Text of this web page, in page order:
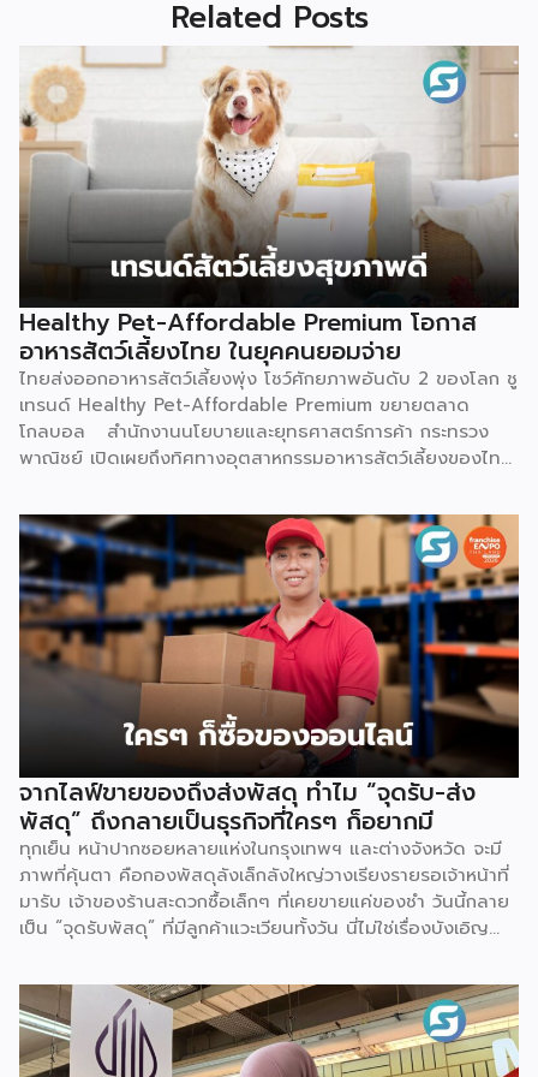
Related Posts
Healthy Pet-Affordable Premium โอกาส
อาหารสัตว์เลี้ยงไทย ในยุคคนยอมจ่าย
ไทยส่งออกอาหารสัตว์เลี้ยงพุ่ง โชว์ศักยภาพอันดับ 2 ของโลก ชู
เทรนด์ Healthy Pet-Affordable Premium ขยายตลาด
โกลบอล สำนักงานนโยบายและยุทธศาสตร์การค้า กระทรวง
พาณิชย์ เปิดเผยถึงทิศทางอุตสาหกรรมอาหารสัตว์เลี้ยงของไทย
เกษตรแปรรูปมูลค่าสูงที่มีศักยภาพโดดเด่นในตลาดโลก ปัจจัยขับ
เคลื่อนสำคัญมาจากพฤติกรรมผู้บริโภคทั่วโลกที่ให้ความสำคัญกับ
การดูแลสัตว์เลี้ยงเสมือนสมาชิกในครอบครัว (Pet
Humanization) ส่งผลให้ความต้องการอาหารสัตว์เลี้ยงที่มี
คุณภาพ ปลอดภัย มีคุณค่าทางโภชนาการสูง และตอบโจทย์
สุขภาพเฉพาะด้านเพิ่มสูงขึ้นตามไปด้วย ความแข็งแกร่งของ
อุตสาหกรรมนี้สะท้อนผ่านตัวเลขการส่งออกอย่างชัดเจน โดยในปี
2568 ไทยส่งออกอาหารสัตว์เลี้ยงมูลค่ารวมสูงถึง 3,276.26
ล้านเหรียญสหรัฐ (ประมาณ 107,470 ล้านบาท) ขยายตัวร้อยละ
8.15 จากปี 2567 ที่มีมูลค่า 3,029.42 ล้านเหรียญสหรัฐ
(106,391 ล้านบาท) ตัวเลขดังกล่าวตอกย้ำความสามารถของไทย
ในการรักษาฐานการส่งออกในตลาดโลก แม้จะต้องเผชิญภาวะ
เศรษฐกิจโลกชะลอตัวและแรงกดดันด้านค่าครองชีพ ส่งผลให้ในปี
2568 ไทยยังคงครองตำแหน่งผู้ส่งออกอาหารสัตว์เลี้ยงอันดับ 2
ของโลก ด้วยสัดส่วนร้อยละ 10.2 ของมูลค่าการส่งออกทั่วโลก
เป็นรองเพียงเยอรมนีที่มีสัดส่วนร้อยละ 12.1 เท่านั้น […]
จากไลฟ์ขายของถึงส่งพัสดุ ทำไม “จุดรับ-ส่ง
พัสดุ” ถึงกลายเป็นธุรกิจที่ใครๆ ก็อยากมี
ทุกเย็น หน้าปากซอยหลายแห่งในกรุงเทพฯ และต่างจังหวัด จะมี
ภาพที่คุ้นตา คือกองพัสดุลังเล็กลังใหญ่วางเรียงรายรอเจ้าหน้าที่
มารับ เจ้าของร้านสะดวกซื้อเล็กๆ ที่เคยขายแค่ของชำ วันนี้กลาย
เป็น “จุดรับพัสดุ” ที่มีลูกค้าแวะเวียนทั้งวัน นี่ไม่ใช่เรื่องบังเอิญ
สิ้นเชิง สิ่งนี้กำลังเป็นเทรนด์ที่พฤติกรรมผู้บริโภคได้
เปลี่ยนแปลงไปจากเดิม ด้วยความสะดวกสบายของเทคโนโลยี
ทำให้มีช่องทางการซื้อสินค้าผ่านออนไลน์เข้ามาเป็นตัวเลือกในการ
สั่งซื้อสินค้าในยุคปัจจุบัน โดยตลาดอีคอมเมิร์ซไทยปี 2569 คาด